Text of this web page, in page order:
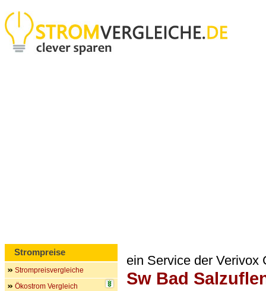
ein Service der Verivox
Sw Bad
Strompreise
Strompreisvergleiche
Ökostrom Vergleich